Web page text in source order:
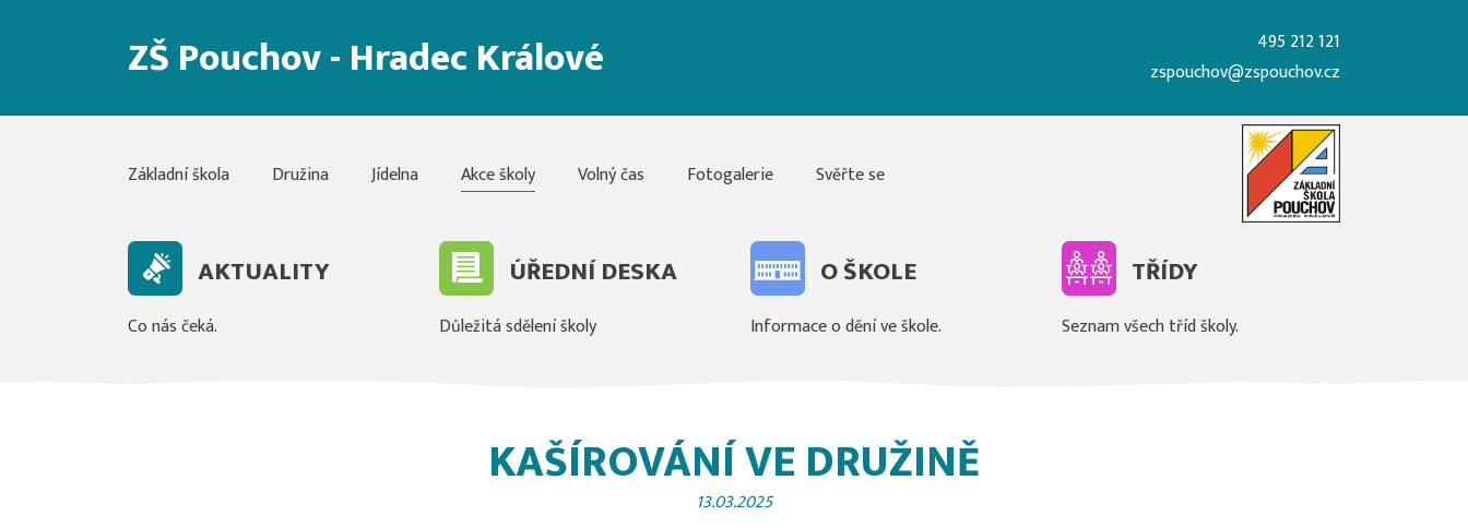
ZŠ Pouchov - Hradec Králové
495 212 121
zspouchov@zspouchov.cz
Základní škola Družina Jídelna Akce školy Volný čas Fotogalerie Svěřte se
AKTUALITY
Co nás čeká.
ÚŘEDNÍ DESKA
Důležitá sdělení školy
O ŠKOLE
Informace o dění ve škole.
TŘÍDY
Seznam všech tříd školy.
KAŠÍROVÁNÍ VE DRUŽINĚ
13.03.2025